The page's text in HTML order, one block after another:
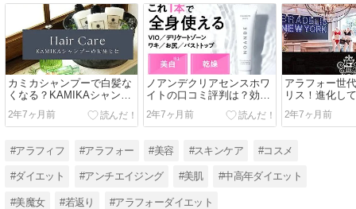
カミカシャンプーで白髪な
くなる？KAMIKAシャンプ
ーの悪い口コミは？
2年7ヶ月前
ノアンデクリアセンスホワ
イトの口コミ評判は？効果
は期待していいのか？
2年7ヶ月前
アラフォー世
リス！進化し
着の効果を検
2年7ヶ月前
#アラフィフ #アラフォー #美容 #スキンケア #コスメ
#ダイエット #アンチエイジング #美肌 #中高年ダイエット
#美魔女 #若返り #アラフォーダイエット